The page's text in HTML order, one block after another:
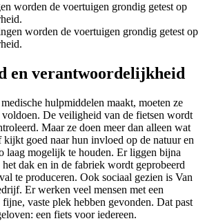
worden de voertuigen grondig getest op
en verantwoordelijkheid
hulpmiddelen maakt, moeten ze
voldoen. De veiligheid van de fietsen wordt
Maar ze doen meer dan alleen wat
goed naar hun invloed op de natuur en
laag mogelijk te houden. Er liggen bijna
dak en in de fabriek wordt geprobeerd
te produceren. Ook sociaal gezien is Van
Er werken veel mensen met een
vaste plek hebben gevonden. Dat past
een fiets voor iedereen.